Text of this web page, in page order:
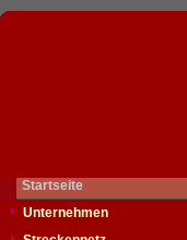
Startseite
Unternehmen